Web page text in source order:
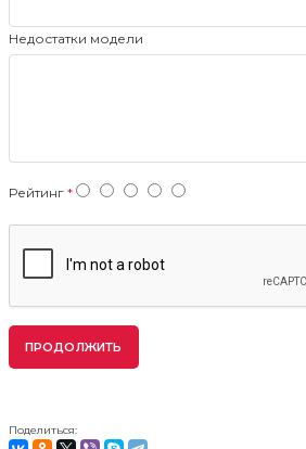
Недостатки модели
Рейтинг
ПРОДОЛЖИТЬ
Поделиться: